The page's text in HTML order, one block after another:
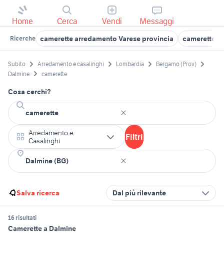
Home Cerca Vendi Messaggi
Ricerche camerette arredamento Varese provincia camerette
Subito Arredamento e casalinghi Lombardia
Bergamo (Prov)
Dalmine
camerette
Cosa cerchi?
Arredamento e
Casalinghi
Filtri
Salva ricerca Dal più rilevante
16 risultati
Camerette a Dalmine